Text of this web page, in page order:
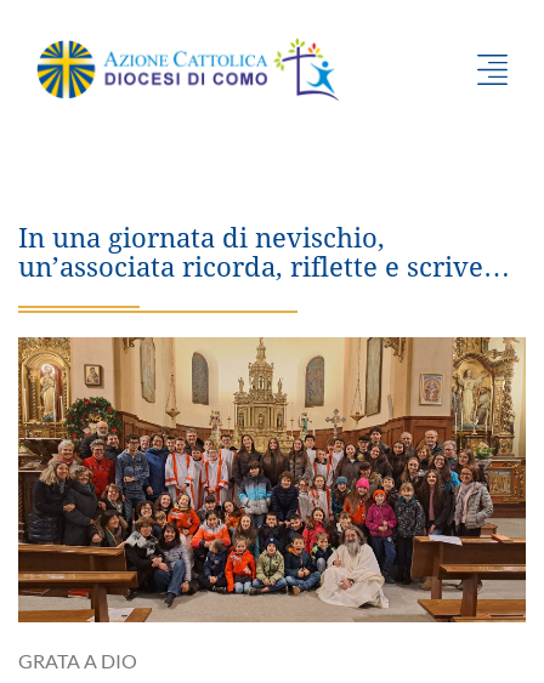
In una giornata di nevischio,
un’associata ricorda, riflette e scrive…
GRATA A DIO